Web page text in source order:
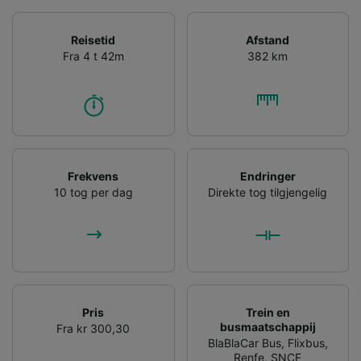
Reisetid
Fra 4 t 42m
Afstand
382 km
Frekvens
10 tog per dag
Endringer
Direkte tog tilgjengelig
Pris
Fra kr 300,30
Trein en
busmaatschappij
BlaBlaCar Bus, Flixbus,
Renfe, SNCF